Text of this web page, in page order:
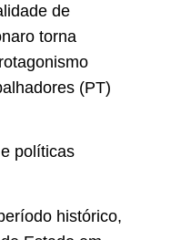
de
torna
(PT)
políticas
histórico,